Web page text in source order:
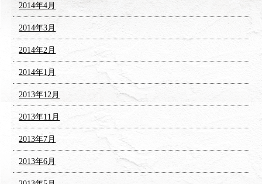
2014年4月
2014年3月
2014年2月
2014年1月
2013年12月
2013年11月
2013年7月
2013年6月